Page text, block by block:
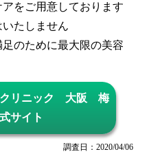
をご用意しております
いたしません
のために最大限の美容
クリニック 大阪 梅
サイト
調査日：2020/04/06